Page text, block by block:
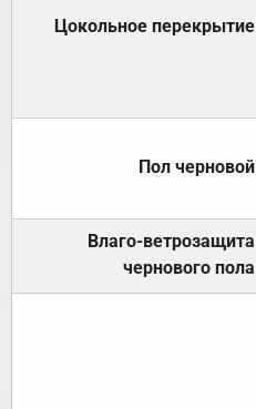
Цокольное перекрытие
Пол черновой
Влаго-ветрозащита
чернового пола